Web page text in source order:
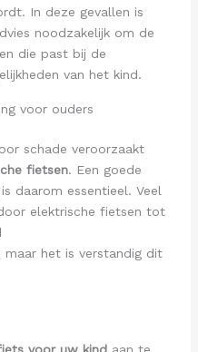
In deze gevallen is
noodzakelijk om de
die past bij de
van het kind.
voor ouders
schade veroorzaakt
fietsen. Een goede
daarom essentieel. Veel
elektrische fietsen tot
maar het is verstandig dit